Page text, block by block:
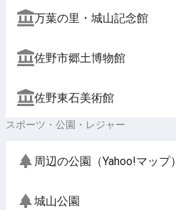
万葉の里・城山記念館
佐野市郷土博物館
佐野東石美術館
スポーツ・公園・レジャー
周辺の公園（Yahoo!マップ）
城山公園